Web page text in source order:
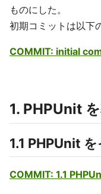
ものにした。
初期コミットは以下
COMMIT: initial
1. PHPUnit
1.1 PHPUnit
COMMIT: 1.1